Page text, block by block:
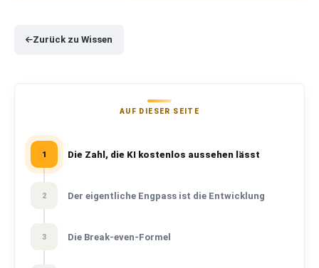
Zurück zu Wissen
AUF DIESER SEITE
1 Die Zahl, die KI kostenlos aussehen lässt
2 Der eigentliche Engpass ist die Entwicklung
3 Die Break-even-Formel